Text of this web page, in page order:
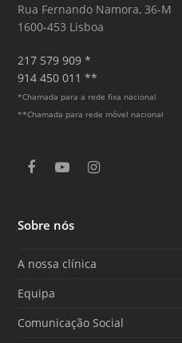
Rua Fernando Namora, 36-M
1600-453 Lisboa
217 579 909 *
914 450 011 **
*Chamada para a rede fixa nacional
**Chamada para rede móvel nacional
F
e
b
o
k
Y
T
u
e
I
r
a
Sobre nós
A nossa clínica
Equipa
Comunicação Social